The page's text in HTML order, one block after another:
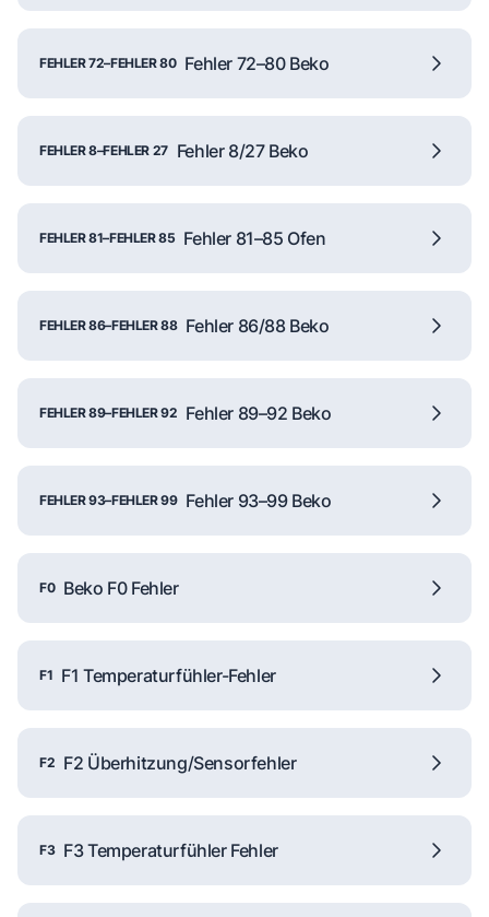
FEHLER 72–FEHLER 80 Fehler 72–80 Beko
FEHLER 8–FEHLER 27 Fehler 8/27 Beko
FEHLER 81–FEHLER 85 Fehler 81–85 Ofen
FEHLER 86–FEHLER 88 Fehler 86/88 Beko
FEHLER 89–FEHLER 92 Fehler 89–92 Beko
FEHLER 93–FEHLER 99 Fehler 93–99 Beko
F0 Beko F0 Fehler
F1 F1 Temperaturfühler-Fehler
F2 F2 Überhitzung/Sensorfehler
F3 F3 Temperaturfühler Fehler